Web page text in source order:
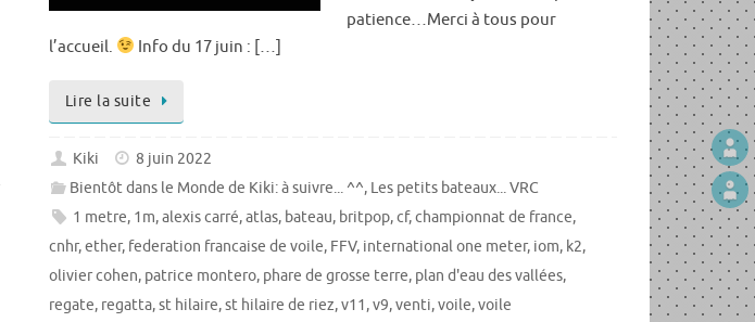
patience…Merci à tous pour
l’accueil.
Info du 17 juin : […]
Lire la suite
Kiki
8 juin 2022
Bientôt dans le Monde de Kiki: à suivre... ^^, Les petits bateaux... VRC
1 metre, 1m,alexis carré,atlas, bateau, britpop,cf,championnat de france,
cnhr,ether, federation francaise de voile, FFV, international one meter, iom, k2,
olivier cohen, patrice montero, phare de grosse terre, plan d'eau des vallées,
regate, regatta,st hilaire,st hilaire de riez,v11,v9,venti,voile,voile